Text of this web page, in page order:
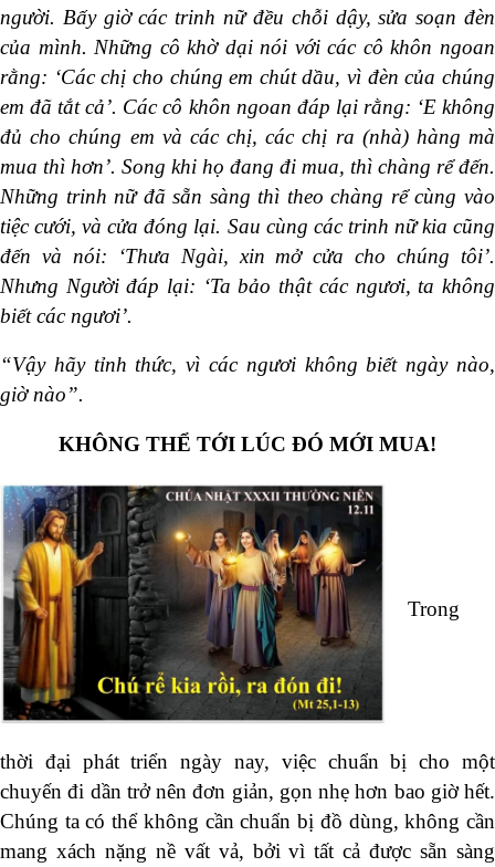
người. Bấy giờ các trinh nữ đều chỗi dậy, sửa soạn đèn
của mình. Những cô khờ dại nói với các cô khôn ngoan
rằng: ‘Các chị cho chúng em chút dầu, vì đèn của chúng
em đã tắt cả’. Các cô khôn ngoan đáp lại rằng: ‘E không
đủ cho chúng em và các chị, các chị ra (nhà) hàng mà
mua thì hơn’. Song khi họ đang đi mua, thì chàng rể đến.
Những trinh nữ đã sẵn sàng thì theo chàng rể cùng vào
tiệc cưới, và cửa đóng lại. Sau cùng các trinh nữ kia cũng
đến và nói: ‘Thưa Ngài, xin mở cửa cho chúng tôi’.
Nhưng Người đáp lại: ‘Ta bảo thật các ngươi, ta không
biết các ngươi’.
“Vậy hãy tỉnh thức, vì các ngươi không biết ngày nào,
giờ nào”.
KHÔNG THỂ TỚI LÚC ĐÓ MỚI MUA!
Trong
thời đại phát triển ngày nay, việc chuẩn bị cho một
chuyến đi dần trở nên đơn giản, gọn nhẹ hơn bao giờ hết.
Chúng ta có thể không cần chuẩn bị đồ dùng, không cần
mang xách nặng nề vất vả, bởi vì tất cả được sẵn sàng